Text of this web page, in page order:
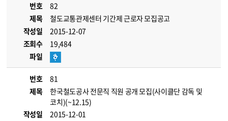
번호
82
제목
철도교통관제센터 기간제 근로자 모집공고
작성일
2015-12-07
조회수
19,484
파일
번호
81
제목
한국철도공사 전문직 직원 공개 모집(사이클단 감독 및
코치)(~12.15)
작성일
2015-12-01